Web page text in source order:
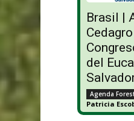
Brasil |
del
Agenda
Patricia